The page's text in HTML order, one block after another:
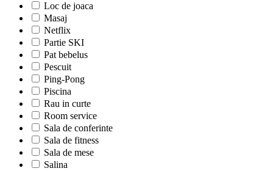
Loc de joaca
Masaj
Netflix
Partie SKI
Pat bebelus
Pescuit
Ping-Pong
Piscina
Rau in curte
Room service
Sala de conferinte
Sala de fitness
Sala de mese
Salina